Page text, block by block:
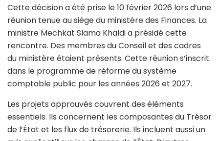
La ministre des Finances, Mechkat Slama Khaldi, préside la réunion du
Conseil national des normes des comptes publics au siège du ministère, le
10 février 2026.
réunion tenue au siège du ministère des Finances. La
ministre Mechkat Slama Khaldi a présidé cette
rencontre. Des membres du Conseil et des cadres